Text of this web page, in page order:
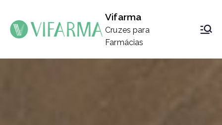
para
Vifarma
Cruzes para
Farmácias